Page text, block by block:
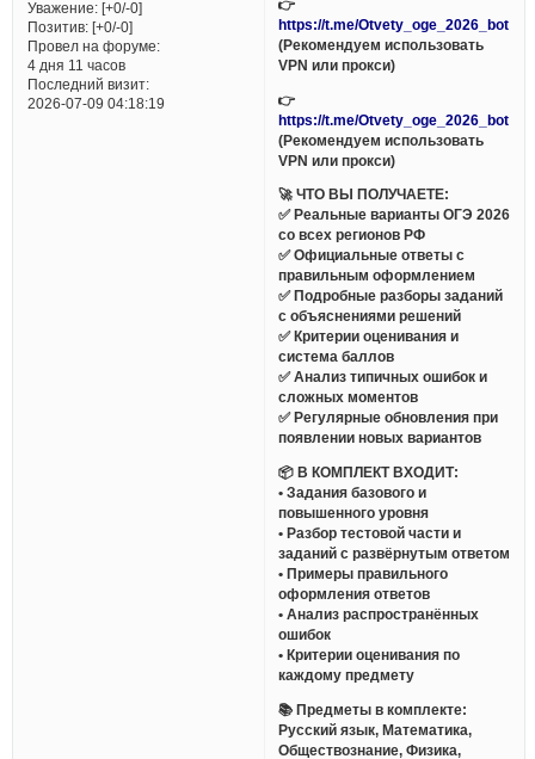
Уважение: [+0/-0]
Позитив: [+0/-0]
Провел на форуме:
4 дня 11 часов
Последний визит:
2026-07-09 04:18:19
👉
https://t.me/Otvety_oge_2026_bot
(Рекомендуем использовать
VPN или прокси)
👉
https://t.me/Otvety_oge_2026_bot
(Рекомендуем использовать
VPN или прокси)
🚀 ЧТО ВЫ ПОЛУЧАЕТЕ:
✅ Реальные варианты ОГЭ 2026
со всех регионов РФ
✅ Официальные ответы с
правильным оформлением
✅ Подробные разборы заданий
с объяснениями решений
✅ Критерии оценивания и
система баллов
✅ Анализ типичных ошибок и
сложных моментов
✅ Регулярные обновления при
появлении новых вариантов
📦 В КОМПЛЕКТ ВХОДИТ:
• Задания базового и
повышенного уровня
• Разбор тестовой части и
заданий с развёрнутым ответом
• Примеры правильного
оформления ответов
• Анализ распространённых
ошибок
• Критерии оценивания по
каждому предмету
📚 Предметы в комплекте:
Русский язык, Математика,
Обществознание, Физика,